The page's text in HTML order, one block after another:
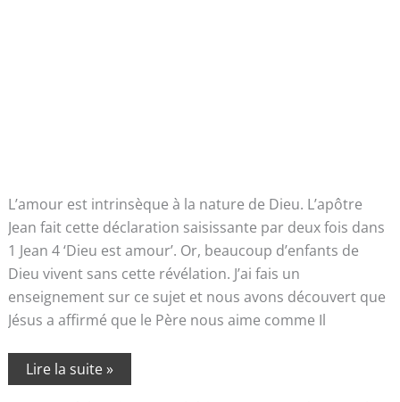
L’amour est intrinsèque à la nature de Dieu. L’apôtre
Jean fait cette déclaration saisissante par deux fois dans
1 Jean 4 ‘Dieu est amour’. Or, beaucoup d’enfants de
Dieu vivent sans cette révélation. J’ai fais un
enseignement sur ce sujet et nous avons découvert que
Jésus a affirmé que le Père nous aime comme Il
Lire la suite »